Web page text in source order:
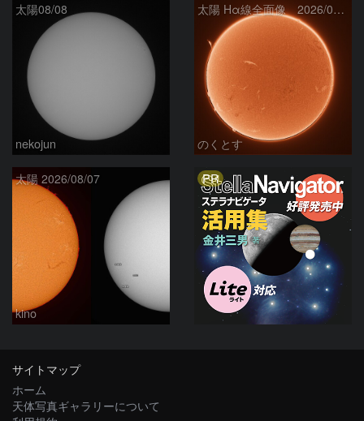
太陽08/08
nekojun
太陽 Hα線全面像 2026/08/08
のくとす
太陽 2026/08/07
kino
PR
サイトマップ
ホーム
天体写真ギャラリーについて